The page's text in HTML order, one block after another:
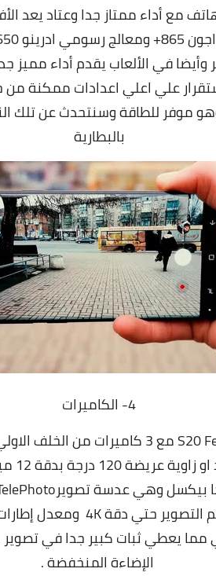
مع أداء ممتاز جدا وعتاد يعد
وأيضا في الألعاب يقدم أداء مميز
علي اعلي اعدادات ممكنة من
بناء 7 نانو متر وهو موفر للطاقة
بالبطارية
4- الكاميرات
يعطي ثبات كبير جدا في
الإضاءة المنخفضة .